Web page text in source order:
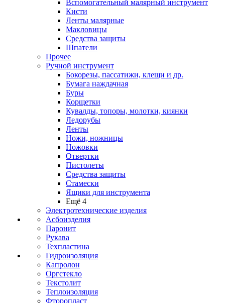
Вспомогательный малярный инструмент
Кисти
Ленты малярные
Макловицы
Средства защиты
Шпатели
Прочее
Ручной инструмент
Бокорезы, пассатижи, клещи и др.
Бумага наждачная
Буры
Корщетки
Кувалды, топоры, молотки, киянки
Ледорубы
Ленты
Ножи, ножницы
Ножовки
Отвертки
Пистолеты
Средства защиты
Стамески
Ящики для инструмента
Ещё 4
Электротехнические изделия
Асбоизделия
Паронит
Рукава
Техпластина
Гидроизоляция
Капролон
Оргстекло
Текстолит
Теплоизоляция
Фторопласт